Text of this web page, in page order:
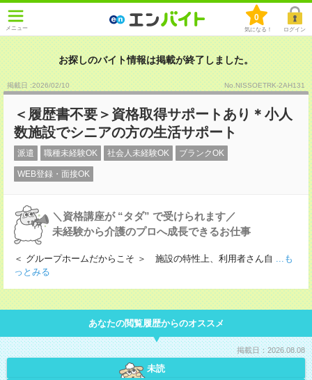
メニュー
0
気になる！ ログイン
お探しのバイト情報は掲載が終了しました。
掲載日 :2026/02/10 No.NISSOETRK-2AH131
＜履歴書不要＞資格取得サポートあり＊小人
数施設でシニアの方の生活サポート
派遣 職種未経験OK 社会人未経験OK ブランクOK
WEB登録・面接OK
＼資格講座が “タダ” で受けられます／
未経験から介護のプロへ成長できるお仕事
＜ グループホームだからこそ ＞ 施設の特性上、利用者さん自 ...も
っとみる
あなたの閲覧履歴からのオススメ
掲載日：2026.08.08
未読